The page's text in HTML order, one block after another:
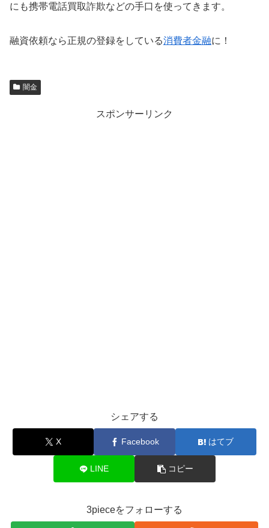
にも携帯電話買取詐欺などの手口を使ってきます。
融資依頼なら正規の登録をしている消費者金融に！
闇金
スポンサーリンク
シェアする
X Facebook はてブ
LINE コピー
3pieceをフォローする